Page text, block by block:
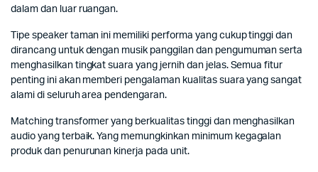
dalam dan luar ruangan.
Tipe speaker taman ini memiliki performa yang cukup tinggi dan
dirancang untuk dengan musik panggilan dan pengumuman serta
menghasilkan tingkat suara yang jernih dan jelas. Semua fitur
penting ini akan memberi pengalaman kualitas suara yang sangat
alami di seluruh area pendengaran.
Matching transformer yang berkualitas tinggi dan menghasilkan
audio yang terbaik. Yang memungkinkan minimum kegagalan
produk dan penurunan kinerja pada unit.